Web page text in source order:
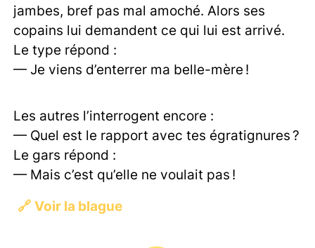
jambes, bref pas mal amoché. Alors ses
copains lui demandent ce qui lui est arrivé.
Le type répond :
— Je viens d’enterrer ma belle-mère !
Les autres l’interrogent encore :
— Quel est le rapport avec tes égratignures ?
Le gars répond :
— Mais c’est qu’elle ne voulait pas !
🔗 Voir la blague